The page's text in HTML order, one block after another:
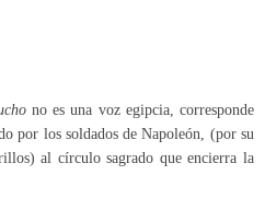
no es una voz egipcia, corresponde
por los soldados de Napoleón, (por su
al círculo sagrado que encierra la